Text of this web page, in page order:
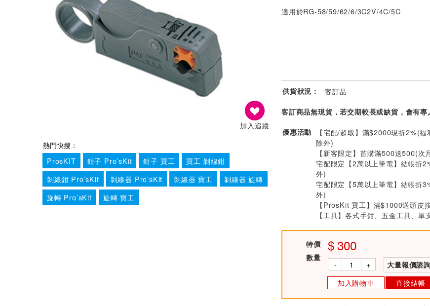
加入追蹤
熱門快搜：
ProsKIT
鉗子 Pro’sKit 鉗子 寶工
寶工 剝線鉗
剝線鉗 Pro’sKit
剝線器 Pro’sKit 剝線器 寶工
剝線器 旋轉
旋轉 Pro’sKit
旋轉 寶工
適用於RG-58/59/62/6/3C2V/4C/5C
供貨狀況： 客訂品
客訂商品無現貨，若交期較長或缺貨，會有
優惠活動
【宅配/超取】滿$2000現折2%(
除外)
【新客限定】首購滿500送500(次
宅配限定【2萬以上筆電】結帳折
外)
宅配限定【5萬以上筆電】結帳折
外)
【ProsKit 寶工】滿$1000送頭皮
【工具】各式手鉗、五金工具、
特價 300
數量
- + 大量報價諮
加入購物車 直接結帳